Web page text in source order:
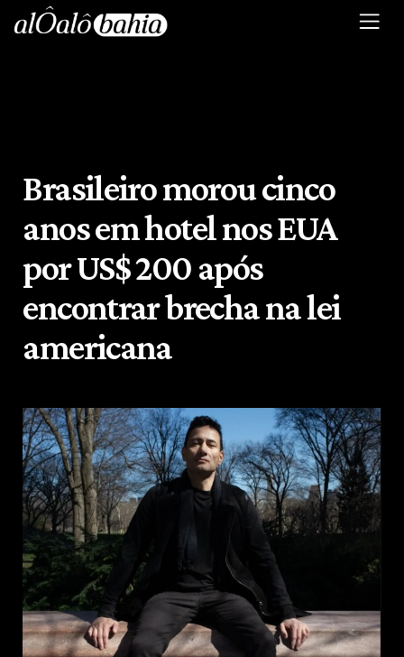
Brasileiro morou cinco
anos em hotel nos EUA
por US$ 200 após
encontrar brecha na lei
americana